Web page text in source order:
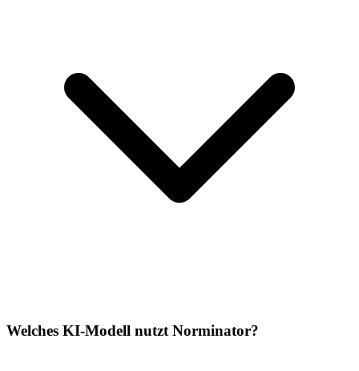
Welches KI-Modell nutzt Norminator?